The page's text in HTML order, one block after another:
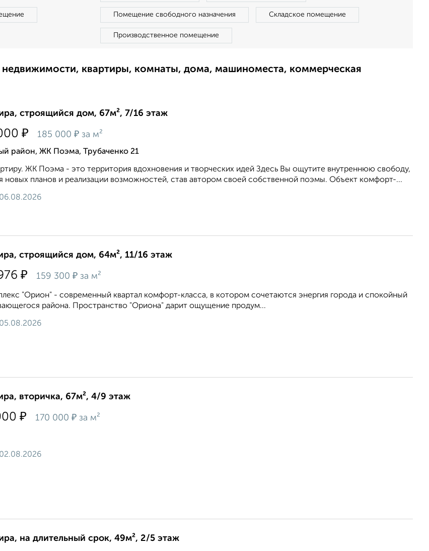
Помещение свободного назначения Складское помещение
Производственное помещение
квартиры, комнаты, дома, машиноместа, коммерческая
строящийся дом, 67м², 7/16 этаж
₽ 185 000 ₽ за м²
район, ЖК Поэма, Трубаченко 21
ЖК Поэма - это территория вдохновения и творческих идей Здесь Вы ощутите внутреннюю свободу,
новых планов и реализации возможностей, став автором своей собственной поэмы. Объект комфорт-...
строящийся дом, 64м², 11/16 этаж
₽ 159 300 ₽ за м²
"Орион" - современный квартал комфорт-класса, в котором сочетаются энергия города и спокойный
района. Пространство "Ориона" дарит ощущение продум...
вторичка, 67м², 4/9 этаж
₽ 170 000 ₽ за м²
на длительный срок, 49м², 2/5 этаж